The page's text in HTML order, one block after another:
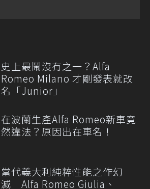
史上最鬧沒有之一？Alfa
Romeo Milano 才剛發表就改
名「Junior」
在波蘭生產Alfa Romeo新車竟
然違法？原因出在車名！
當代義大利純粹性能之作幻
滅 Alfa Romeo Giulia、